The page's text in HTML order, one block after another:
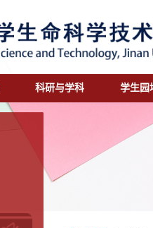
科研与学科 学生园